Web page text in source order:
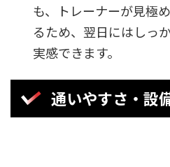
も、トレーナーが見極
るため、翌日にはしっ
実感できます。
通いやすさ・設